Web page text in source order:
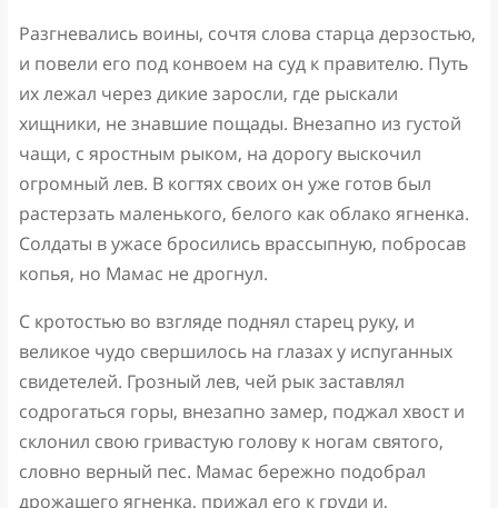
Разгневались воины, сочтя слова старца дерзостью,
и повели его под конвоем на суд к правителю. Путь
их лежал через дикие заросли, где рыскали
хищники, не знавшие пощады. Внезапно из густой
чащи, с яростным рыком, на дорогу выскочил
огромный лев. В когтях своих он уже готов был
растерзать маленького, белого как облако ягненка.
Солдаты в ужасе бросились врассыпную, побросав
копья, но Мамас не дрогнул.
С кротостью во взгляде поднял старец руку, и
великое чудо свершилось на глазах у испуганных
свидетелей. Грозный лев, чей рык заставлял
содрогаться горы, внезапно замер, поджал хвост и
склонил свою гривастую голову к ногам святого,
словно верный пес. Мамас бережно подобрал
дрожащего ягненка, прижал его к груди и,